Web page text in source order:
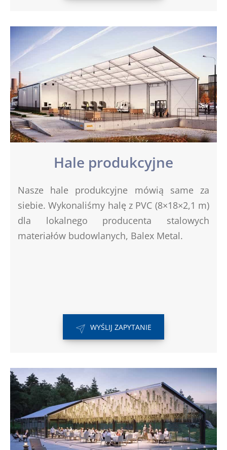
Hale produkcyjne
Nasze hale produkcyjne mówią same za
siebie. Wykonaliśmy halę z PVC (8×18×2,1 m)
dla lokalnego producenta stalowych
materiałów budowlanych, Balex Metal.
WYŚLIJ ZAPYTANIE